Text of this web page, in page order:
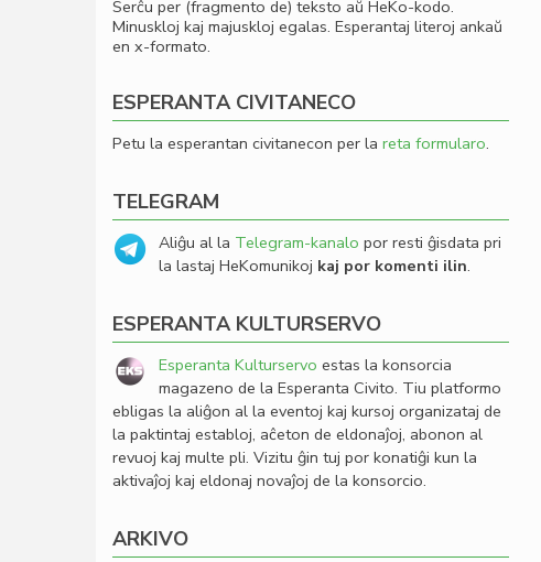
Serĉu per (fragmento de) teksto aŭ HeKo-kodo.
Minuskloj kaj majuskloj egalas. Esperantaj literoj ankaŭ
en x-formato.
ESPERANTA CIVITANECO
Petu la esperantan civitanecon per la reta formularo.
TELEGRAM
Aliĝu al la Telegram-kanalo por resti ĝisdata pri
la lastaj HeKomunikoj kaj por komenti ilin.
ESPERANTA KULTURSERVO
Esperanta Kulturservo estas la konsorcia
magazeno de la Esperanta Civito. Tiu platformo
ebligas la aliĝon al la eventoj kaj kursoj organizataj de
la paktintaj establoj, aĉeton de eldonaĵoj, abonon al
revuoj kaj multe pli. Vizitu ĝin tuj por konatiĝi kun la
aktivaĵoj kaj eldonaj novaĵoj de la konsorcio.
ARKIVO